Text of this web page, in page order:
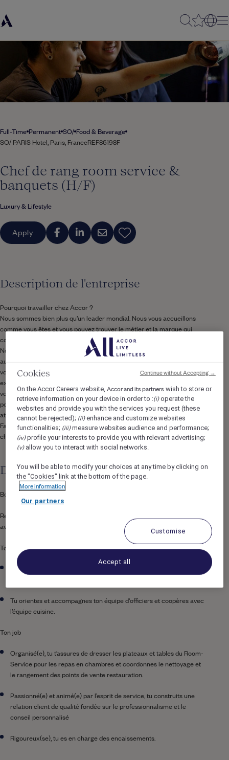
Full-Time Permanent SO/ Food & Beverage
SO/ PARIS Hotel, Paris, FranceREF86198F
Chef de rang room service &
banquets (H/F)
Luxury & Lifestyle
Apply
Description de l'entreprise
Pourquoi travailler chez Accor ?
Nous sommes bien plus qu’un leader mondial. Nous vous accueillons
comme vous êtes et vous pouvez trouver le métier et la marque qui
correspond à votre personnalité.
Nous vous accompagnons dans votre évolution et votre apprentissage
au quotidien, nous nous assurons que votre travail apporte du sens à
votre vie. Ainsi, durant votre expérience avec nous, vous pouvez
explorer les possibilités illimitée du Groupe Accor.En rejoignant Accor,
vous écrivez chaque chapitre de votre histoire et ensemble nous
pouvons imaginer l’Hôtellerie de demain. Découvrez la vie qui vous
attend chez Accor, https://careers.accor.com/.
Faites ce que vous aimez, prenez soin du monde qui vous entoure, oser
challenger le status quo ! #BELIMITLESS
Description du poste
Bonne nouvelle, notre équipe recrute !
Rejoins notre équipe Room Service & Banquets pour vivre une
aventure unique !
Ton équipe
Tu es coaché(e) par coaché(e) par Philomène, notre Responsable
Tu orientes et accompagnes ton équipe d'officiers et coopères avec
l’équipe cuisine.
Ton job
Organisé(e), tu t’assures de dresser les plateaux et tables du Room-
Service pour les repas en chambres et coordonnes le nettoyage et
le rangement des points de vente restauration.
Passionné(e) et animé(e) par l’esprit de service, tu construits une
relation client de qualité fondée sur le professionnalisme et le
conseil personnalisé
Rigoureux(se), tu es en charge des encaissements.
Cookies
On the Accor Careers website,Accor and its partners wish to store or
retrieve information on your device in order to :(i)operate the
websites and provide you with the services you request (these
cannot be rejected); (ii)enhance and customize websites
functionalities; (iii)measure websites audience and performance;
(iv)profile your interests to provide you with relevant advertising;
(v)allow you to interact with social networks.
You will be able to modify your choices at any time by clicking on
the "Cookies" link at the bottom of the page.
More information
Our partners
Customise
Accept all
Continue without Accepting →